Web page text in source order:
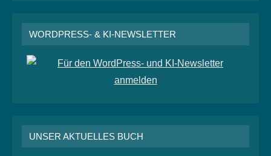
WORDPRESS- & KI-NEWSLETTER
UNSER AKTUELLES BUCH